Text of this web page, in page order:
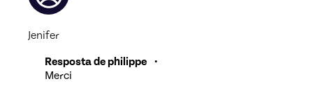
Jenifer
Resposta de philippe
•
Merci